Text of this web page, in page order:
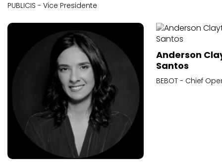
PUBLICIS - Vice Presidente
Anderson
Santos
BEBOT - Chief